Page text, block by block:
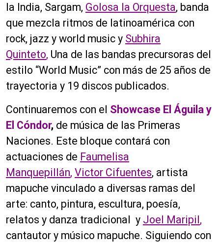
la India, Sargam, Golosa la Orquesta, banda
que mezcla ritmos de latinoamérica con
rock, jazz y world music y Subhira
Quinteto, Una de las bandas precursoras del
estilo “World Music” con más de 25 años de
trayectoria y 19 discos publicados.
Continuaremos con el Showcase El Águila y
El Cóndor, de música de las Primeras
Naciones. Este bloque contará con
actuaciones de Faumelisa
Manquepillán, Victor Cifuentes, artista
mapuche vinculado a diversas ramas del
arte: canto, pintura, escultura, poesía,
relatos y danza tradicional y Joel Maripil,
cantautor y músico mapuche. Siguiendo con